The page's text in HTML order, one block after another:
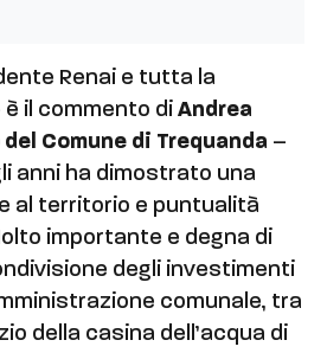
Renai e tutta la
il commento diAndrea
Comune di Trequanda –
anni ha dimostrato una
al territorio e puntualità
importante e degna di
degli investimenti
comunale, tra
della casina dell’acqua di